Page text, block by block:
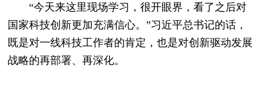
“今天来这里现场学习，很开眼界，看了之后对
国家科技创新更加充满信心。”习近平总书记的话，
既是对一线科技工作者的肯定，也是对创新驱动发展
战略的再部署、再深化。